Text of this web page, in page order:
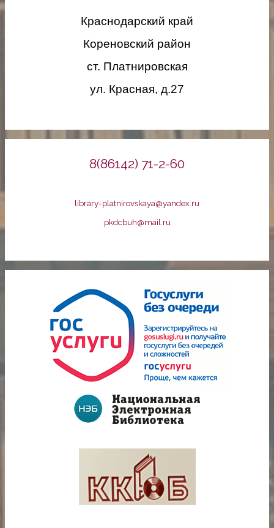
Краснодарский край
Кореновский район
ст. Платнировская
ул. Красная, д.27
8(86142) 71-2-60
library-platnirovskaya@yandex.ru
pkdcbuh@mail.ru